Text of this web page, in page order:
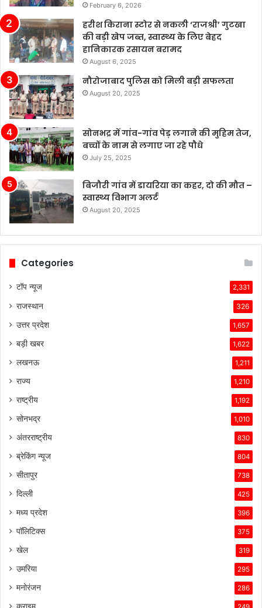
February 6, 2026
हरीश किराना स्टोर से नकली ‘राजश्री’ गुटखा
की बड़ी खेप जब्त, स्वास्थ्य के लिए बेहद
हानिकारक रसायन बरामद
August 6, 2025
नौरोजाबाद पुलिस को मिली बड़ी सफलता
August 20, 2025
सोनभद्र में गांव-गांव पेड़ लगाने की मुहिम तेज,
बच्चों के नाम से लगाए जा रहे पौधे
July 25, 2025
बिजौरी गांव में डायरिया का कहर, दो की मौत –
स्वास्थ्य विभाग अलर्ट
August 20, 2025
Categories
टॉप न्यूज 2,331
राजस्थान 326
उत्तर प्रदेश 1,657
बड़ी खबर 1,622
लखनऊ 1,211
राज्य 1,210
राष्ट्रीय 1,192
सोनभद्र 1,010
अंतरराष्ट्रीय 830
ब्रेकिंग न्यूज 804
सीतापुर 738
दिल्ली 425
मध्य प्रदेश 396
पॉलिटिक्स 375
खेल 319
उमरिया 295
मनोरंजन 286